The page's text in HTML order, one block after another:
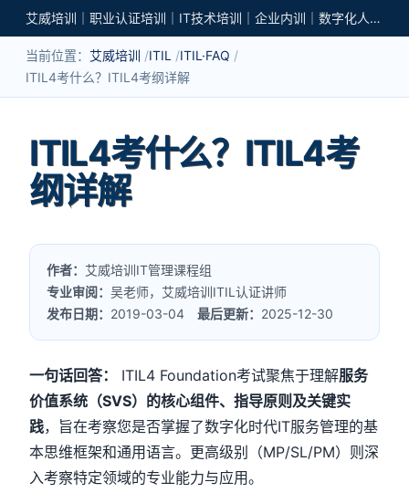
艾威培训｜职业认证培训｜IT技术培训｜企业内训｜数字化人才培养
当前位置： 艾威培训 ITIL
ITIL·FAQ
ITIL4考什么？ITIL4考纲详解
ITIL4考什么？ITIL4考
纲详解
作者： 艾威培训IT管理课程组
专业审阅：吴老师，艾威培训ITIL认证讲师
发布日期： 2019-03-04最后更新： 2025-12-30
一句话回答： ITIL4 Foundation考试聚焦于理解服务
价值系统（SVS）的核心组件、指导原则及关键实
践，旨在考察您是否掌握了数字化时代IT服务管理的基
本思维框架和通用语言。更高级别（MP/SL/PM）则深
入考察特定领域的专业能力与应用。